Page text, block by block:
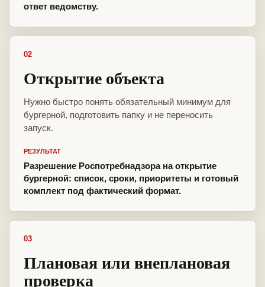
ответ ведомству.
02
Открытие объекта
Нужно быстро понять обязательный минимум для
бургерной, подготовить папку и не переносить
запуск.
РЕЗУЛЬТАТ
Разрешение Роспотребнадзора на открытие
бургерной: список, сроки, приоритеты и готовый
комплект под фактический формат.
03
Плановая или внеплановая
проверка